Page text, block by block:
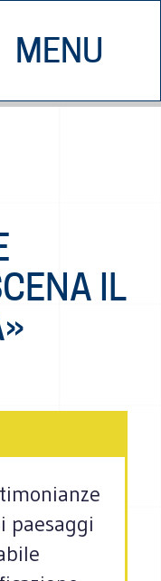
MENU
CHI SIAMO
IL
paesaggi